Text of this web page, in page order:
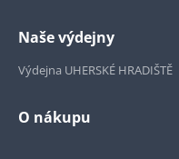
Naše výdejny
Výdejna UHERSKÉ HRADIŠTĚ
O nákupu